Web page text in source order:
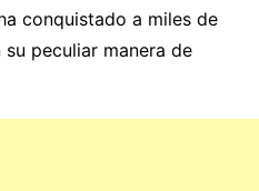
conquistado a miles de
peculiar manera de